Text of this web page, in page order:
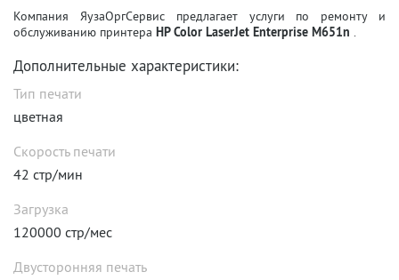
Компания ЯузаОргСервис предлагает услуги по ремонту и
обслуживанию принтера HP Color LaserJet Enterprise M651n .
Дополнительные характеристики:
Тип печати
цветная
Скорость печати
42 стр/мин
Загрузка
120000 стр/мес
Двусторонняя печать